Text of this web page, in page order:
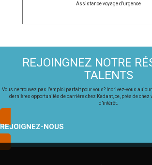
Assistance voyage d’urgence
REJOINGNEZ NOTRE
TALENTS
Vous ne trouvez pas l’emploi parfait pour vous? Incrivez-vous
dernières opportunités de carrière chez Kadant, ce, près de chez
d’intérêt.
REJOIGNEZ-NOUS